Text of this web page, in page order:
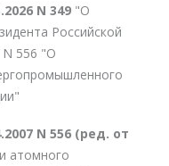
N 349 "О
Российской
N 556 "О
N 556 (ред. от
атомного